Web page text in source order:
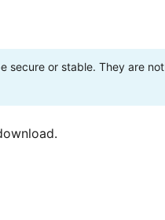
secure or stable. They are